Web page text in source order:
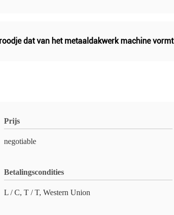
dat van het metaaldakwerk machine vormt
Prijs
negotiable
Betalingscondities
L / C, T / T, Western Union